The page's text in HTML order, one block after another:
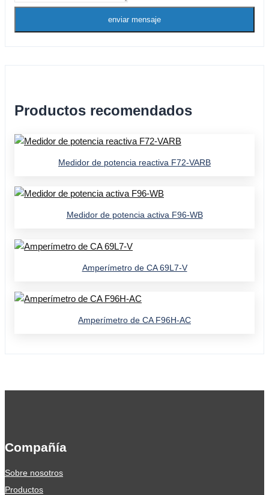
enviar mensaje
Productos recomendados
Medidor de potencia reactiva F72-VARB
Medidor de potencia activa F96-WB
Amperímetro de CA 69L7-V
Amperímetro de CA F96H-AC
Compañía
Sobre nosotros
Productos